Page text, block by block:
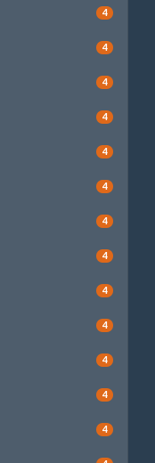
4
4
4
4
4
4
4
4
4
4
4
4
4